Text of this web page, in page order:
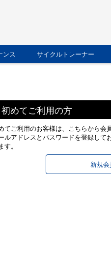
ンス サイクルトレーナー
初めてご利用の方
てご利用のお客様は、こちらから会
ルアドレスとパスワードを登録し
す。